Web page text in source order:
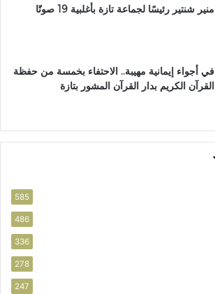
منير شنتير رئيسًا لجماعة تازة بأغلبية 19 صوتًا
في أجواء إيمانية مهيبة.. الاحتفاء بخمسة من حفظة
القرآن الكريم بدار القرآن المشور بتازة
585
486
336
278
247